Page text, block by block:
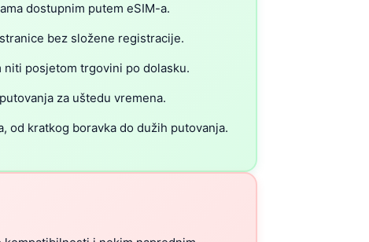
dostupnim putem eSIM-a.
bez složene registracije.
posjetom trgovini po dolasku.
za uštedu vremena.
od kratkog boravka do dužih putovanja.